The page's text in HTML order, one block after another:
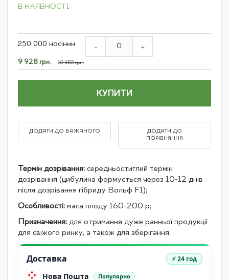
В НАЯВНОСТІ
product
250 000 насінин
Спеціальна
ціна
9 928 грн. 10 450 грн.
- +
КУПИТИ
ДОДАТИ ДО БАЖАНОГО
ДОДАТИ ДО
ПОРІВНЯННЯ
Термін дозрівання: середньостиглий термін
дозрівання (цибулина формується через 10-12 днів
після дозрівання гібриду Вольф F1);
Особливості: маса плоду 160-200 р;
Призначення: для отримання дуже ранньої продукції
для свіжого ринку, а також для зберігання.
Доставка ⚡ 24 год
Нова Пошта Популярно